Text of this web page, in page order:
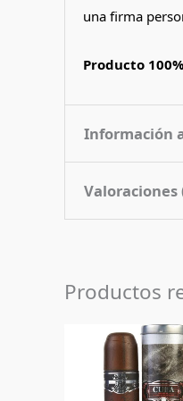
una firma
Producto
Información
Contenido
Pais de
Tipo de
Valoraciones
Sé el
Debes
Productos
El
era: